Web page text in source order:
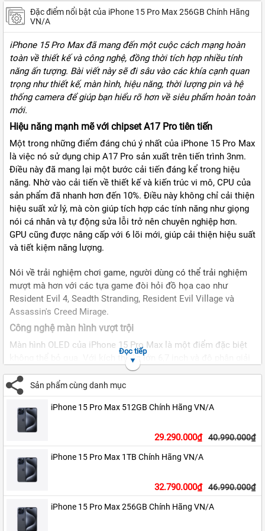
Đặc điểm nổi bật của iPhone 15 Pro Max 256GB Chính Hãng
VN/A
iPhone 15 Pro Max đã mang đến một cuộc cách mạng hoàn
toàn về thiết kế và công nghệ, đồng thời tích hợp nhiều tính
năng ấn tượng. Bài viết này sẽ đi sâu vào các khía cạnh quan
trọng như thiết kế, màn hình, hiệu năng, thời lượng pin và hệ
thống camera để giúp bạn hiểu rõ hơn về siêu phẩm hoàn toàn
mới.
Hiệu năng mạnh mẽ với chipset A17 Pro tiên tiến
Một trong những điểm đáng chú ý nhất của iPhone 15 Pro Max
là việc nó sử dụng chip A17 Pro sản xuất trên tiến trình 3nm.
Điều này đã mang lại một bước cải tiến đáng kể trong hiệu
năng. Nhờ vào cải tiến về thiết kế và kiến trúc vi mô, CPU của
sản phẩm đã nhanh hơn đến 10%. Điều này không chỉ cải thiện
hiệu suất xử lý, mà còn giúp tích hợp các tính năng như giọng
nói cá nhân và tự động sửa lỗi trở nên chuyên nghiệp hơn.
GPU cũng được nâng cấp với 6 lõi mới, giúp cải thiện hiệu suất
và tiết kiệm năng lượng.
Nói về trải nghiệm chơi game, người dùng có thể trải nghiệm
mượt mà hơn với các tựa game đòi hỏi đồ họa cao như
Resident Evil 4, Seadth Stranding, Resident Evil Village và
Assassin's Creed Mirage.
Công nghệ màn hình vượt trội
Màn hình OLED của iPhone 15 Pro Max là một điểm đặc biệt
không thể bỏ qua. Với kích thước lớn 6,7 inch và độ phân giải
đỉnh cao 2796x1179 pixel, màn hình này mang đến trải nghiệm
hấp dẫn cho người dùng. Với tần số quét 120Hz và mật độ
điểm ảnh cao đến 460 ppi, bạn có thể mong đợi một hiển thị
màu sắc và độ sáng chân thực hơn bao giờ hết. Công nghệ
HDR cũng được tích hợp, giúp màn hình tái hiện màu sắc và
độ sáng tự nhiên hơn.
Thêm vào đó, công nghệ TrueTone hiện đại đã được tích hợp
để tự động điều chỉnh màu sắc của màn hình dựa trên môi
trường xung quanh. Kết hợp này mang đến trải nghiệm xem
rực rỡ và màu sắc chân thực.
Đọc tiếp
Sản phẩm cùng danh mục
iPhone 15 Pro Max 512GB Chính Hãng VN/A
29.290.000₫ 40.990.000₫
iPhone 15 Pro Max 1TB Chính Hãng VN/A
32.790.000₫ 46.990.000₫
iPhone 15 Pro Max 256GB Chính Hãng VN/A